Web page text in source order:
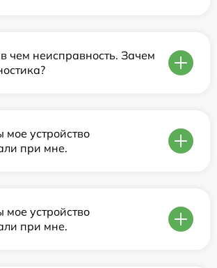
чем неисправность. Зачем
мое устройство
при мне.
мое устройство
при мне.